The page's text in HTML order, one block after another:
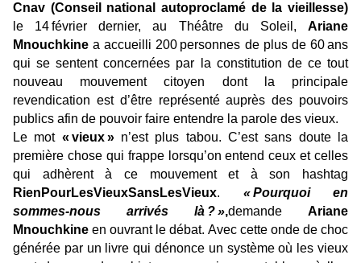
Cnav (Conseil national autoproclamé de la vieillesse)
le 14 février dernier, au Théâtre du Soleil, Ariane
Mnouchkinea accueilli 200 personnes de plus de 60 ans
qui se sentent concernées par la constitution de ce tout
nouveau mouvement citoyen dont la principale
revendication est d’être représenté auprès des pouvoirs
publics afin de pouvoir faire entendre la parole des vieux.
Le mot « vieux »n’est plus tabou. C’est sans doute la
première chose qui frappe lorsqu’on entend ceux et celles
qui adhèrent à ce mouvement et à son hashtag
RienPourLesVieuxSansLesVieux.
« Pourquoi en
sommes-nous arrivés là ? »,demande Ariane
Mnouchkine en ouvrant le débat. Avec cette onde de choc
générée par un livre qui dénonce un système où les vieux